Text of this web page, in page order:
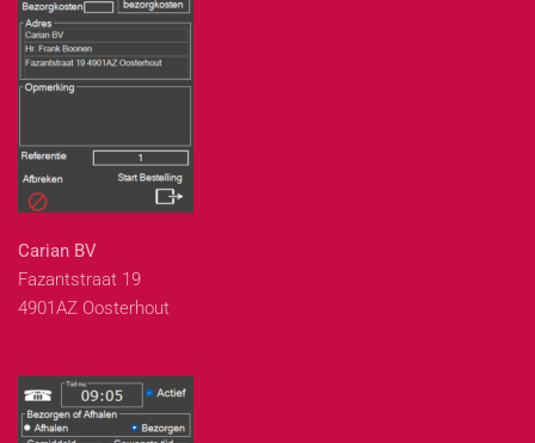
Carian BV
Fazantstraat 19
4901AZ Oosterhout